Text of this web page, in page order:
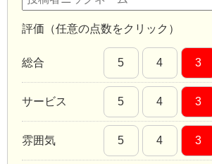
評価（任意の点数をクリック）
総合 5 4 3
サービス 5 4 3
雰囲気 5 4 3